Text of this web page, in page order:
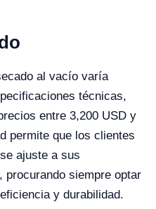
al vacío varía
técnicas,
entre 3,200 USD y
permite que los clientes
ajuste a sus
procurando siempre optar
y durabilidad.